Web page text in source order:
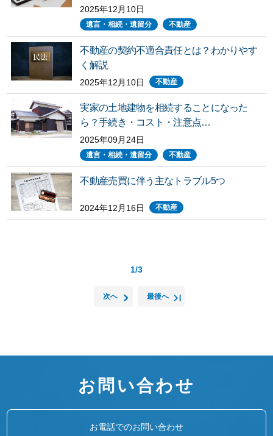
2025年12月10日
遺言・相続・遺留分 不動産
不動産の契約不適合責任とは？わかりやす
く解説
2025年12月10日 不動産
実家の土地建物を相続することになった
ら？手続き・コスト・注意点…
2025年09月24日
遺言・相続・遺留分 不動産
不動産売買に伴う主なトラブル5つ
2024年12月16日 不動産
1/3
次へ 最後へ
お問い合わせ
お電話でのお問い合わせ